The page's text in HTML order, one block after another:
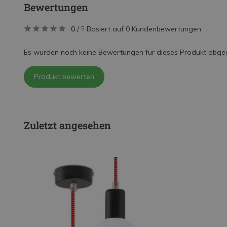
Bewertungen
0 / 5 Basiert auf 0 Kundenbewertungen
Es wurden noch keine Bewertungen für dieses Produkt
Produkt bewerten
Zuletzt angesehen